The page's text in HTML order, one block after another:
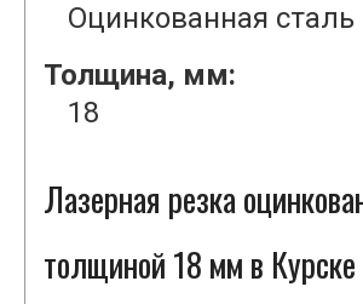
Оцинкованная сталь
Толщина, мм:
18
Лазерная резка
толщиной 18 мм в Курске